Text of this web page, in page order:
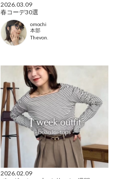
2026.03.09
春コーデ30選
omochi
本部
Thevon.
2026.02.09